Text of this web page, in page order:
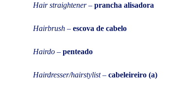
Hair straightener– prancha alisadora
Hairbrush – escova de cabelo
Hairdo – penteado
Hairdresser/hairstylist– cabeleireiro (a)